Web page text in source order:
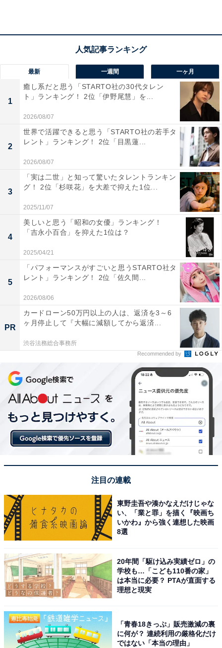
1位：木村拓哉／176cm／55票
1位に輝いたのは、木村拓哉でした。
1972年生まれの木村さんは、SMAPの元メンバーとして
んな衣装も着こなし、カメラの前に立つだけでスターの
オーラが漂います。しかし、画面越しのイメージでは実
際より小柄に感じていたという声が目立ちました。
アンケート回答者からは、「木村拓哉さんはもっと低い
と思っていた」（40代男性／和歌山県）、「共演者と並
んだ時にもっと背が低く見えるので，イメージより高身
長なんだと思いました」（50代女性／愛知県）、「印象
的にそこまで大きく思っていなくて、芸能人って思って
たより高身長なんだなと思った」（50代男性／埼玉
県）、「テレビで見るとそんな感じしなかったので数字
最新 一週間 一ヶ月
1
癒し系だと思う「STARTO社の30代タレン
ト」ランキング！ 2位「伊野尾慧」を...
2026/08/07
2
世界で活躍できると思う「STARTO社の若手タ
レント」ランキング！ 2位「目黒蓮...
2026/08/07
3
「実は二世」と知って驚いたタレントランキン
グ！ 2位「杉咲花」を大差で抑えた1位...
2025/11/07
4
美しいと思う「昭和の女優」ランキング！
「吉永小百合」を抑えた1位は？
2025/04/21
5
「パフォーマンスがすごいと思うSTARTO社タ
レント」ランキング！ 2位「佐久間...
2026/08/06
PR
カードローン50万円以上の人は、返済を3～6
ヶ月停止して『大幅に減額してから返済...
渋谷法務総合事務所
Recommended by
注目の連載
東野圭吾や湊かなえだけじゃな
い、「業と罪」を描く『映画ち
いかわ』から強く連想した映画
8選
20年間「駆け込み実績ゼロ」の
学校も…「こども110番の家」
は本当に必要？ PTAが直面する
理想と現実
「青春18きっぷ」販売激減の裏
に何が？ 連続利用の厳格化だけ
ではない「本当の理由」